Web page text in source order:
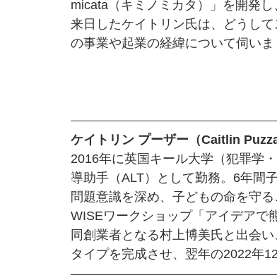
micata（キミノミカタ）」を開発
来日したケイトリン氏は、どうし
の事業や起業の経緯について伺いま
ケイトリン プーザー（Caitlin
2016年に英国キール大学（犯罪学
導助手（ALT）として勤務。6年間
問題意識を深め、子どもの命を守る
WISEワークショップ「アイデアで
同創業者となる村上博美氏と出会
タイプを完成させ、翌年の2022年